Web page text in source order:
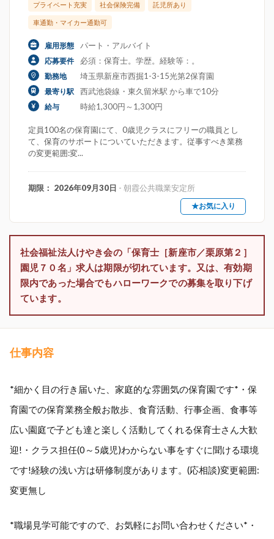
プライベート充実 社会保険完備 託児所あり
車通勤・マイカー通勤可
雇用形態 パート・アルバイト
応募要件 必須：保育士。学歴。経験等：。
勤務地 埼玉県新座市西掘1-3-15光第2保育園
最寄り駅 西武池袋線・東久留米駅 から車で10分
給与 時給1,300円～1,300円
定員100名の保育園にて、0歳児クラスにフリーの職員とし
て、保育のサポートについていただきます。従事すべき業務
の変更範囲:変...
期限： 2026年09月30日 - 朝霞公共職業安定所
★お気に入り
社会福祉法人けやき会の「保育士［新座市／栗原第２］
園児７０名」求人は期限が切れています。又は、有効期
限内であった場合でもハローワークでの募集を取り下げ
ています。
仕事内容
*細かく目の行き届いた、家庭的な雰囲気の保育園です*・保
育園での保育業務全般お散歩、食育活動、行事企画、食事等
広い園庭で子ども達と楽しく活動してくれる保育士さん大歓
迎!・クラス担任(0～5歳児)わからない事をすぐに聞ける環境
です!経験の浅い方は研修制度があります。(応相談)変更範囲:
変更無し
*職場見学可能ですので、お気軽にお問い合わせください*・